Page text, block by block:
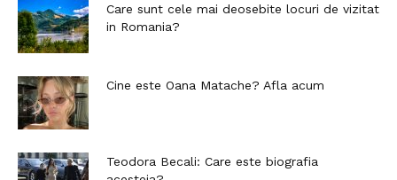
Care sunt cele mai deosebite locuri de vizitat
in Romania?
Cine este Oana Matache? Afla acum
Teodora Becali: Care este biografia